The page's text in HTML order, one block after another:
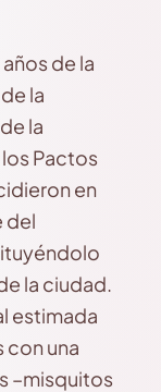
de la
la
la
Pactos
en
del
la ciudad.
estimada
con una
–misquitos